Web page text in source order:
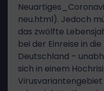
neu.html). Jedoch
das zwölfte
bei der Einreise in
Deutschland –
sich in einem